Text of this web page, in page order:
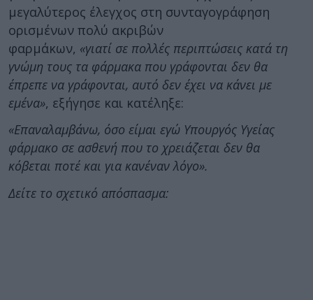
μεγαλύτερος έλεγχος στη συνταγογράφηση
ορισμένων πολύ ακριβών
φαρμάκων, «γιατί σε πολλές περιπτώσεις κατά τη
γνώμη τους τα φάρμακα που γράφονται δεν θα
έπρεπε να γράφονται, αυτό δεν έχει να κάνει με
εμένα», εξήγησε και κατέληξε:
«Επαναλαμβάνω, όσο είμαι εγώ Υπουργός Υγείας
φάρμακο σε ασθενή που το χρειάζεται δεν θα
κόβεται ποτέ και για κανέναν λόγο».
Δείτε το σχετικό απόσπασμα: